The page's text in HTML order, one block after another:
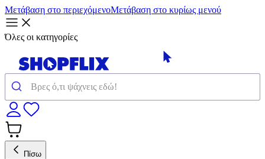
Μετάβαση στο περιεχόμενοΜετάβαση στο κυρίως μενού
Όλες οι κατηγορίες
Πίσω